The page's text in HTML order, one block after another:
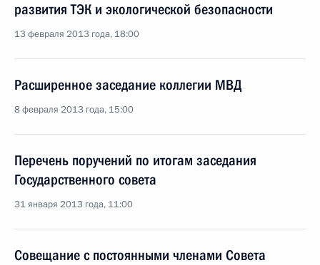
развития ТЭК и экологической безопасности
13 февраля 2013 года, 18:00
Расширенное заседание коллегии МВД
8 февраля 2013 года, 15:00
Перечень поручений по итогам заседания
Государственного совета
31 января 2013 года, 11:00
Совещание с постоянными членами Совета